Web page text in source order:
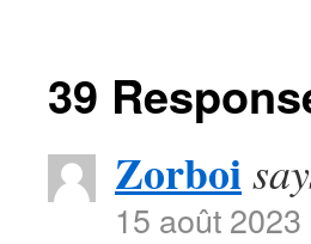
39
Zorboi
15 août